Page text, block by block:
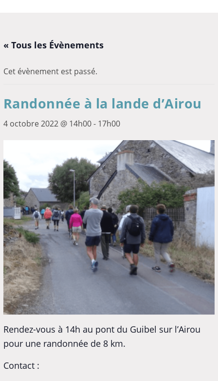
« Tous les Évènements
Cet évènement est passé.
Randonnée à la lande d’Airou
4 octobre 2022 @ 14h00- 17h00
Rendez-vous à 14h au pont du Guibel sur l’Airou
pour une randonnée de 8 km.
Contact :